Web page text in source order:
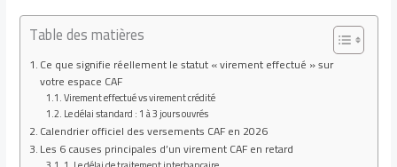
Table des matières
Ce que signifie réellement le statut « virement effectué » sur
votre espace CAF
Virement effectué vs virement crédité
Le délai standard : 1 à 3 jours ouvrés
Calendrier officiel des versements CAF en 2026
Les 6 causes principales d’un virement CAF en retard